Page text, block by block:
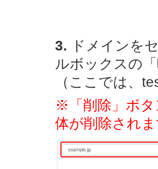
3. ドメインを
ルボックスの「
（ここでは、
※「削除」ボ
体が削除され